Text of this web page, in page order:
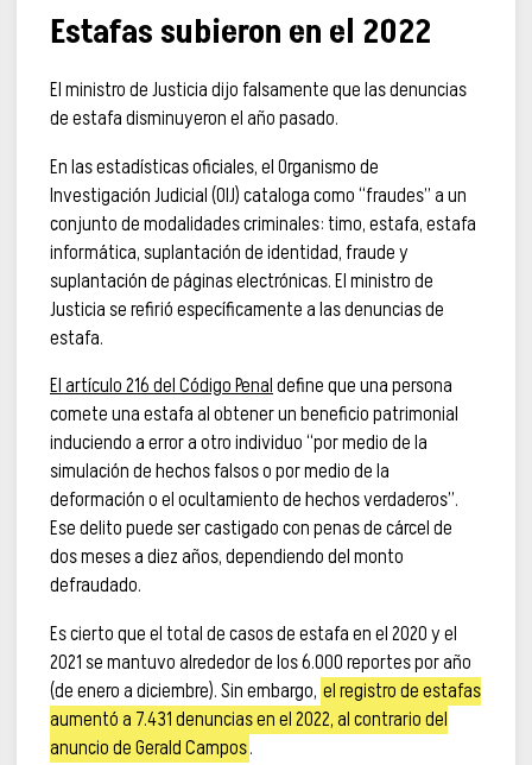
Estafas subieron en el 2022
El ministro de Justicia dijo falsamente que las denuncias
de estafa disminuyeron el año pasado.
En las estadísticas oficiales, el Organismo de
Investigación Judicial (OIJ) cataloga como “fraudes” a un
conjunto de modalidades criminales: timo, estafa, estafa
informática, suplantación de identidad, fraude y
suplantación de páginas electrónicas. El ministro de
Justicia se refirió específicamente a las denuncias de
estafa.
El artículo 216 del Código Penaldefine que una persona
comete una estafa al obtener un beneficio patrimonial
induciendo a error a otro individuo “por medio de la
simulación de hechos falsos o por medio de la
deformación o el ocultamiento de hechos verdaderos”.
Ese delito puede ser castigado con penas de cárcel de
dos meses a diez años, dependiendo del monto
defraudado.
Es cierto que el total de casos de estafa en el 2020 y el
2021 se mantuvo alrededor de los 6.000 reportes por año
(de enero a diciembre). Sin embargo, el registro de estafas
aumentó a 7.431 denuncias en el 2022, al contrario del
anuncio de Gerald Campos.